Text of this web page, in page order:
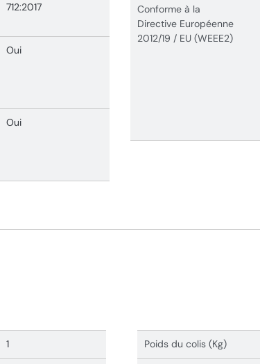
712:2017
Oui
Oui
Conforme à la
Directive Européenne
2012/19 / EU (WEEE2)
1 Poids du colis (Kg)